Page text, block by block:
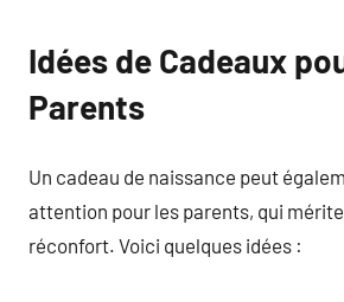
Idées de Cadeaux
Parents
Un cadeau de naissance peut
attention pour les parents, qui
réconfort. Voici quelques idées :